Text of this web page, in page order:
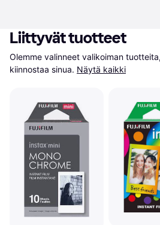
Liittyvät tuotteet
Olemme valinneet valikoiman
kiinnostaa sinua. Näytä kaikki